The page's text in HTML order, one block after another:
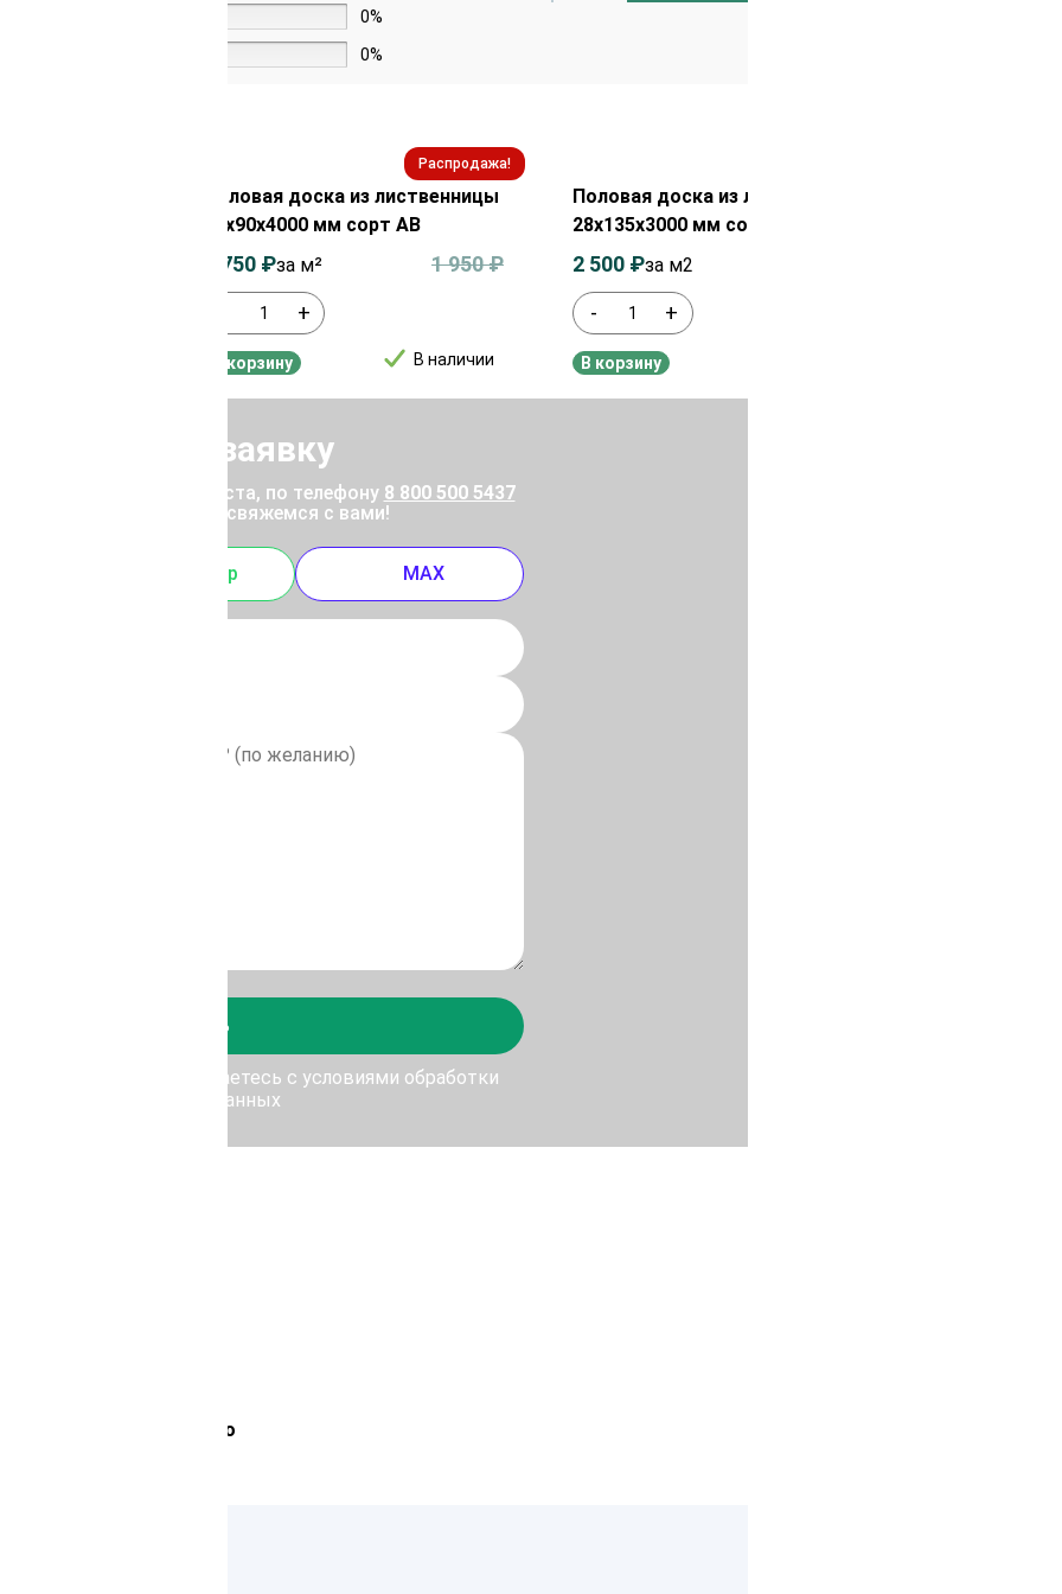
0%
0%
ВС
Распродажа!
Половая доска из лиственницы
28х90х4000 мм сорт АВ
+
В наличии
1 950₽
1 750 ₽за м²
В корзину
Половая доска из лиственницы
28х135х3000 мм сорт Прима
- +
2 500 ₽за м2
В корзину
Отправить заявку
позвоните, пожалуйста, по телефону 8 800 500 5437
отправьте заявку, и мы свяжемся с вами!
Whatsapp MAX
Отправить
Отправить, Вы соглашаетесь с условиями обработки
персональных данных
Лемана Про